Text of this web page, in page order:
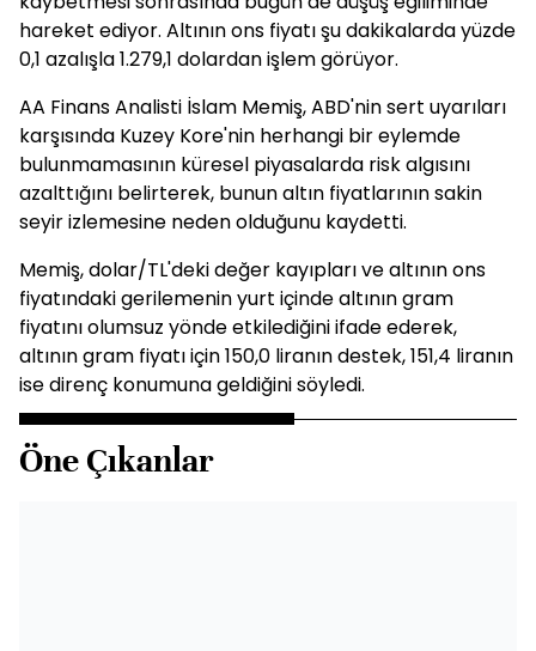
hareket ediyor. Altının ons fiyatı şu dakikalarda yüzde
0,1 azalışla 1.279,1 dolardan işlem görüyor.
AA Finans Analisti İslam Memiş, ABD'nin sert uyarıları
karşısında Kuzey Kore'nin herhangi bir eylemde
bulunmamasının küresel piyasalarda risk algısını
azalttığını belirterek, bunun altın fiyatlarının sakin
seyir izlemesine neden olduğunu kaydetti.
Memiş, dolar/TL'deki değer kayıpları ve altının ons
fiyatındaki gerilemenin yurt içinde altının gram
fiyatını olumsuz yönde etkilediğini ifade ederek,
altının gram fiyatı için 150,0 liranın destek, 151,4 liranın
ise direnç konumuna geldiğini söyledi.
Öne Çıkanlar